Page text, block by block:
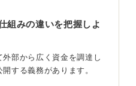
組みの違いを把握しよ
外部から広く資金を調達し
する義務があります。